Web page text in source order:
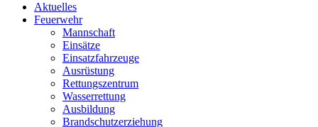
Aktuelles
Feuerwehr
Mannschaft
Einsätze
Einsatzfahrzeuge
Ausrüstung
Rettungszentrum
Wasserrettung
Ausbildung
Brandschutzerziehung